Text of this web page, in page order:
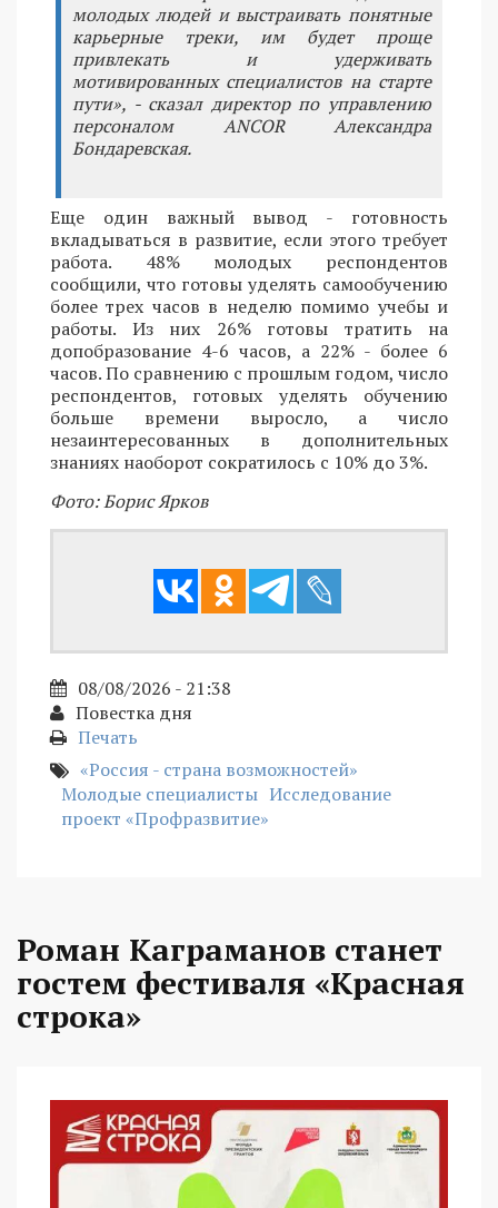
молодых людей и выстраивать понятные
карьерные треки, им будет проще
привлекать и удерживать
мотивированных специалистов на старте
пути», - сказал директор по управлению
персоналом ANCOR Александра
Бондаревская.
Еще один важный вывод - готовность
вкладываться в развитие, если этого требует
работа. 48% молодых респондентов
сообщили, что готовы уделять самообучению
более трех часов в неделю помимо учебы и
работы. Из них 26% готовы тратить на
допобразование 4-6 часов, а 22% - более 6
часов. По сравнению с прошлым годом, число
респондентов, готовых уделять обучению
больше времени выросло, а число
незаинтересованных в дополнительных
знаниях наоборот сократилось с 10% до 3%.
Фото: Борис Ярков
08/08/2026 - 21:38
Повестка дня
Печать
«Россия - страна возможностей»
Молодые специалисты Исследование
проект «Профразвитие»
Роман Каграманов станет
гостем фестиваля «Красная
строка»